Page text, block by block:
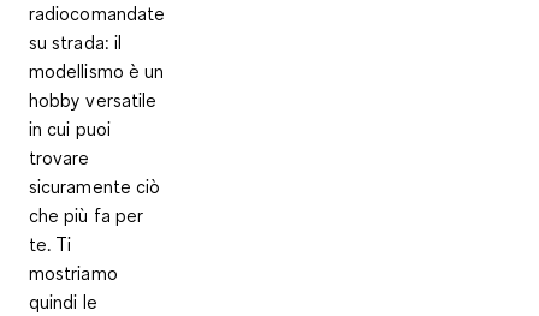
radiocomandate
su strada: il
modellismo èun
hobby versatile
in cui puoi
trovare
sicuramente ciò
che più fa per
te. Ti
mostriamo
quindi le